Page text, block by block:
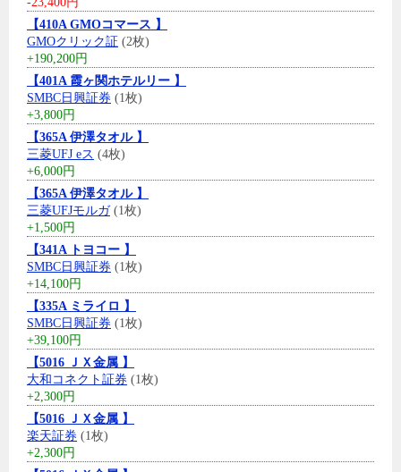
【410A GMOコマース 】
GMOクリック証 (2枚)
+190,200円
【401A 霞ヶ関ホテルリー 】
SMBC日興証券 (1枚)
+3,800円
【365A 伊澤タオル 】
三菱UFJ eス (4枚)
+6,000円
【365A 伊澤タオル 】
三菱UFJモルガ(1枚)
+1,500円
【341A トヨコー 】
SMBC日興証券 (1枚)
+14,100円
【335A ミライロ 】
SMBC日興証券 (1枚)
+39,100円
【5016 ＪＸ金属 】
大和コネクト証券 (1枚)
+2,300円
【5016 ＪＸ金属 】
楽天証券 (1枚)
+2,300円